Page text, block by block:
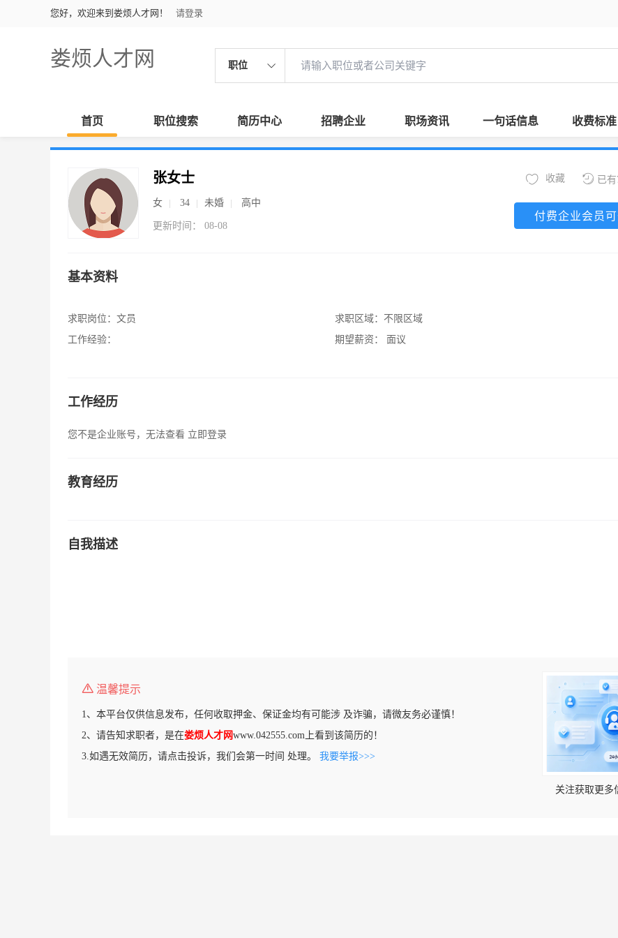
您好，欢迎来到娄烦人才网！ 请登录
娄烦人才网 职位
首页 职位搜索 简历中心 招聘企业 职场资讯 一句话信息 收费标准
张女士
女 34 未婚 高中
更新时间： 08-08
已
收藏
付费企业会员
基本资料
求职岗位： 文员
工作经验：
求职区域： 不限区域
期望薪资：
面议
工作经历
您不是企业账号，无法查看 立即登录
教育经历
自我描述
温馨提示
1、本平台仅供信息发布，任何收取押金、保证金均有可能涉 及诈骗，请微友务必谨慎！
2、请告知求职者，是在娄烦人才网www.042555.com上看到该简历的！
3.如遇无效简历，请点击投诉，我们会第一时间 处理。 我要举报>>>
关注获取更多